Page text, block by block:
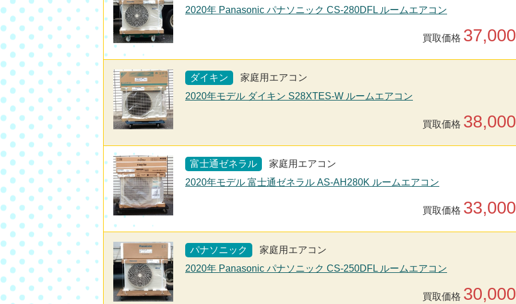
2020年 Panasonic パナソニック CS-280DFL ルームエアコン
買取価格 37,000
ダイキン
家庭用エアコン
2020年モデル ダイキン S28XTES-W ルームエアコン
買取価格 38,000
富士通ゼネラル
家庭用エアコン
2020年モデル 富士通ゼネラル AS-AH280K ルームエアコン
買取価格 33,000
パナソニック
家庭用エアコン
2020年 Panasonic パナソニック CS-250DFL ルームエアコン
買取価格 30,000